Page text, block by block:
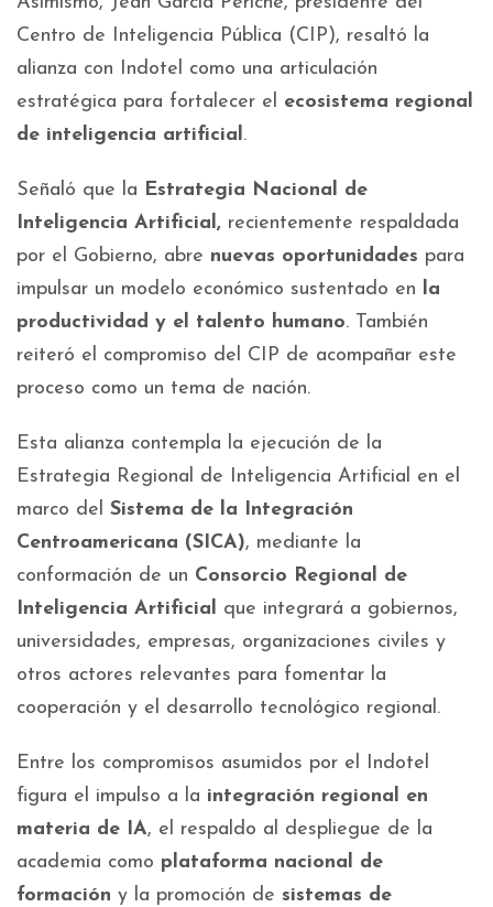
Centro de Inteligencia Pública (CIP), resaltó la
alianza con Indotel como una articulación
estratégica para fortalecer el ecosistema regional
de inteligencia artificial.
Señaló que la Estrategia Nacional de
Inteligencia Artificial, recientemente respaldada
por el Gobierno, abre nuevas oportunidades para
impulsar un modelo económico sustentado en la
productividad y el talento humano. También
reiteró el compromiso del CIP de acompañar este
proceso como un tema de nación.
Esta alianza contempla la ejecución de la
Estrategia Regional de Inteligencia Artificial en el
marco del Sistema de la Integración
Centroamericana (SICA), mediante la
conformación de un Consorcio Regional de
Inteligencia Artificial que integrará a gobiernos,
universidades, empresas, organizaciones civiles y
otros actores relevantes para fomentar la
cooperación y el desarrollo tecnológico regional.
Entre los compromisos asumidos por el Indotel
figura el impulso a la integración regional en
materia de IA, el respaldo al despliegue de la
academia como plataforma nacional de
formación y la promoción de sistemas de